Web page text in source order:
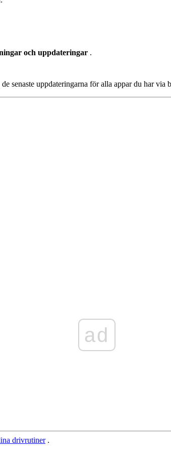
och uppdateringar .
senaste uppdateringarna för alla appar du har
ad
drivrutiner.